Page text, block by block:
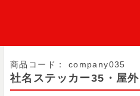
商品コード： company035
社名ステッカー35・屋